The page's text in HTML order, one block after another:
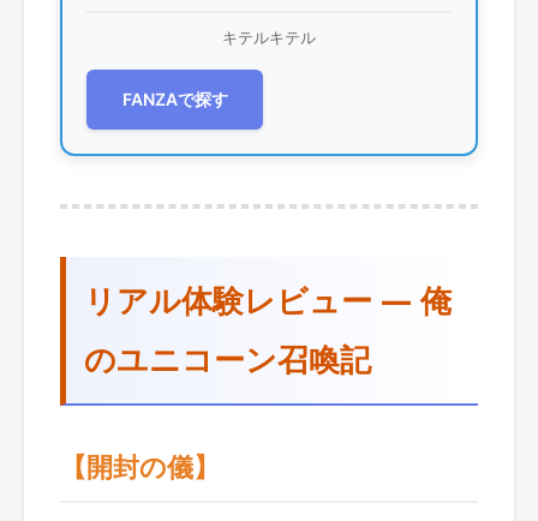
キテルキテル
FANZAで探す
リアル体験レビュー ― 俺
のユニコーン召喚記
【開封の儀】